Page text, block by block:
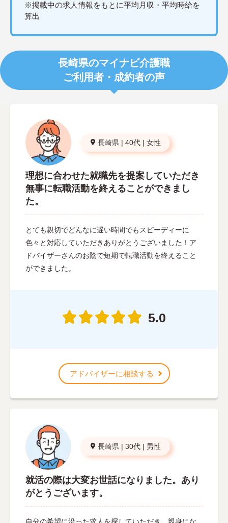
※掲載中の求人情報をもとに平均月収・平均時給を
算出
長崎県のマイナビ介護職
ご利用者・成約者の声
長崎県 | 40代 | 女性
理想に合わせた就職先を提案していただき
無事に転職活動を終えることができまし
た。
とても親切でどんなに遅い時間でもスピーディーに
色々と対応していただきありがとうございました！ア
ドバイザーさんのお陰で短期で転職活動を終えること
ができました。
5.0
アドバイザーに相談する
長崎県 | 30代 | 男性
就活の際は大変お世話になりました。あり
がとうございます。
自分の希望に沿った求人を探していただき、親身にな